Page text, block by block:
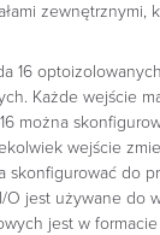
zewnętrznymi,
16
Każde wejście
można
wejście
skonfigurować do
jest używane do
jest w formacie